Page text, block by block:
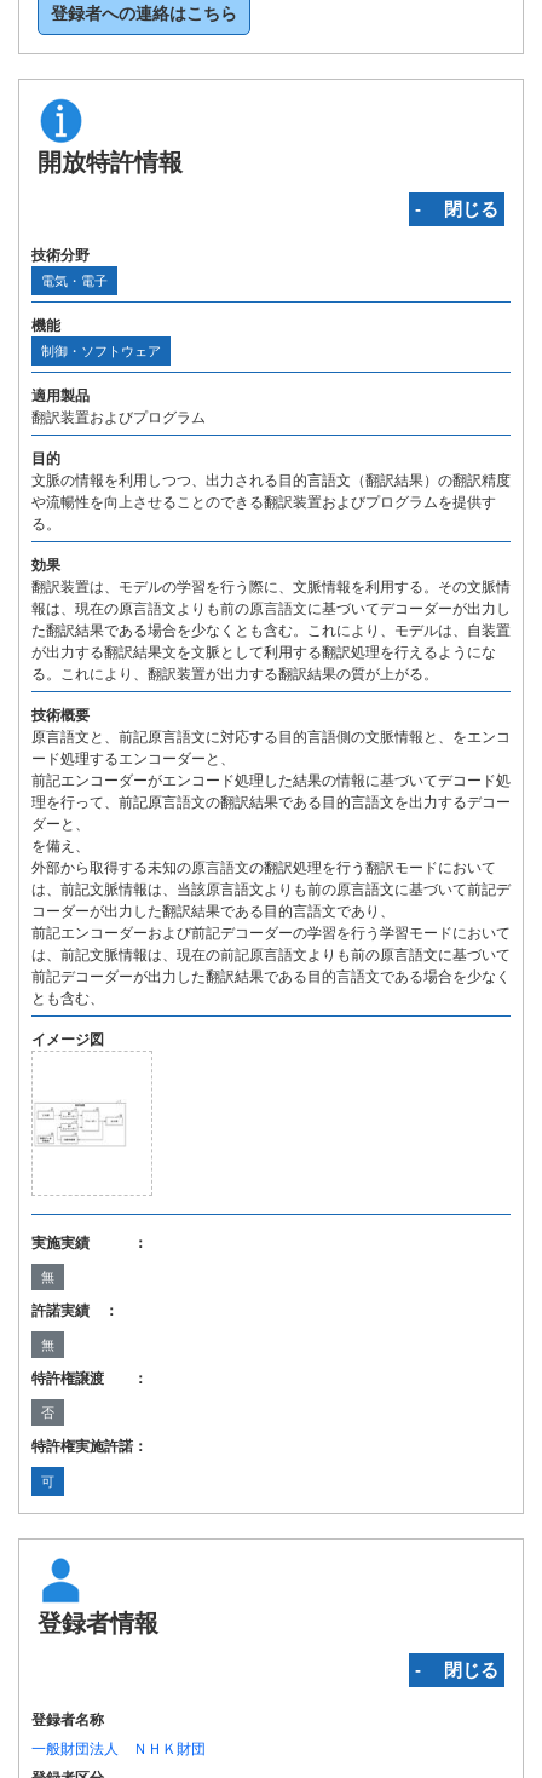
登録者への連絡はこちら
開放特許情報
‐ 閉じる
技術分野
電気・電子
機能
制御・ソフトウェア
適用製品
翻訳装置およびプログラム
目的
文脈の情報を利用しつつ、出力される目的言語文（翻訳結果）の翻訳精度
や流暢性を向上させることのできる翻訳装置およびプログラムを提供す
る。
効果
翻訳装置は、モデルの学習を行う際に、文脈情報を利用する。その文脈情
報は、現在の原言語文よりも前の原言語文に基づいてデコーダーが出力し
た翻訳結果である場合を少なくとも含む。これにより、モデルは、自装置
が出力する翻訳結果文を文脈として利用する翻訳処理を行えるようにな
る。これにより、翻訳装置が出力する翻訳結果の質が上がる。
技術概要
原言語文と、前記原言語文に対応する目的言語側の文脈情報と、をエンコ
ード処理するエンコーダーと、
前記エンコーダーがエンコード処理した結果の情報に基づいてデコード処
理を行って、前記原言語文の翻訳結果である目的言語文を出力するデコー
ダーと、
を備え、
外部から取得する未知の原言語文の翻訳処理を行う翻訳モードにおいて
は、前記文脈情報は、当該原言語文よりも前の原言語文に基づいて前記デ
コーダーが出力した翻訳結果である目的言語文であり、
前記エンコーダーおよび前記デコーダーの学習を行う学習モードにおいて
は、前記文脈情報は、現在の前記原言語文よりも前の原言語文に基づいて
前記デコーダーが出力した翻訳結果である目的言語文である場合を少なく
とも含む、
イメージ図
実施実績 ：
無
許諾実績 ：
無
特許権譲渡 ：
否
特許権実施許諾：
可
登録者情報
‐ 閉じる
登録者名称
一般財団法人 ＮＨＫ財団